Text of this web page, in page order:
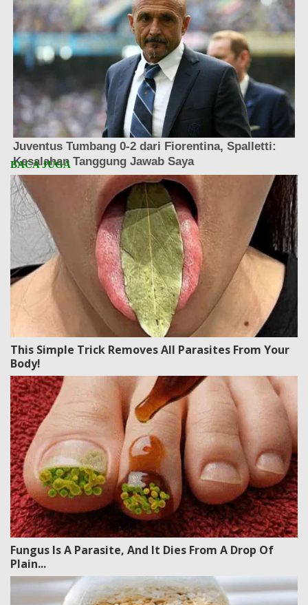
This Simple Trick Removes All Parasites From Your
Body!
Fungus Is A Parasite, And It Dies From A Drop Of
Plain...